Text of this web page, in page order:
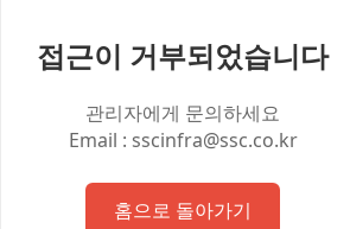
접근이 거부되었습니다
관리자에게 문의하세요
Email : sscinfra@ssc.co.kr
홈으로 돌아가기